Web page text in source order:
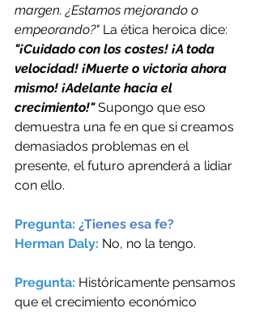
margen. ¿Estamos mejorando o
empeorando?" La ética heroica dice:
"¡Cuidado con los costes! ¡A toda
velocidad! ¡Muerte o victoria ahora
mismo! ¡Adelante hacia el
crecimiento!" Supongo que eso
demuestra una fe en que si creamos
demasiados problemas en el
presente, el futuro aprenderá a lidiar
con ello.
Pregunta: ¿Tienes esa fe?
Herman Daly: No, no la tengo.
Pregunta: Históricamente pensamos
que el crecimiento económico